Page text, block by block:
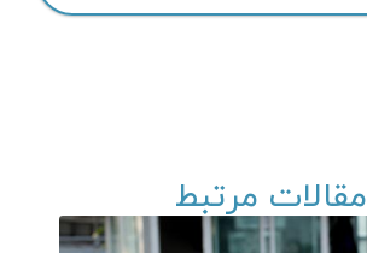
مقالات مرتبط